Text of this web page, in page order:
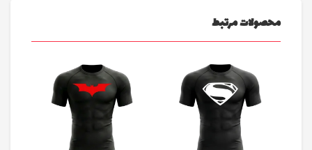
محصولات مرتبط